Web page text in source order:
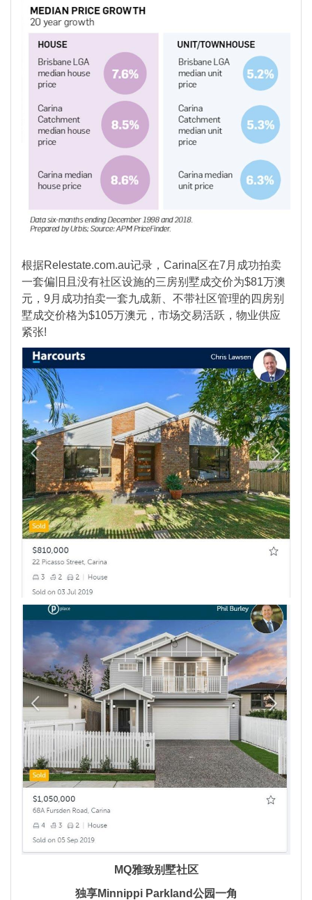
根据Relestate.com.au记录，Carina区在7月成功拍卖
一套偏旧且没有社区设施的三房别墅成交价为$81万澳
元，9月成功拍卖一套九成新、不带社区管理的四房别
墅成交价格为$105万澳元，市场交易活跃，物业供应
紧张!
MQ雅致别墅社区
独享Minnippi Parkland公园一角